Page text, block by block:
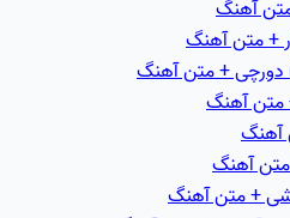
متن آهنگ
+ متن آهنگ
متن آهنگ
آهنگ
آهنگ
+ متن آهنگ